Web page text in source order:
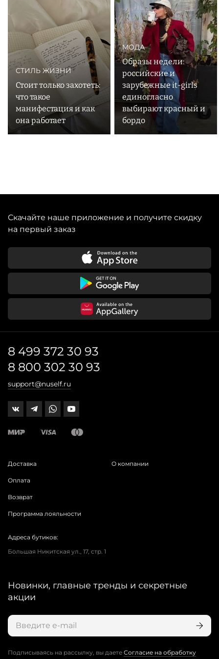
распределять задачи, фиксировать идеи и мечты и
реализовывать потенциал. Бренд также позаботился
об экологичности своей продукции, взяв на себя
обязательство сажать деревья и восполнять каждый
СТИЛЬ ЖИЗНИ
Стоит только захотеть:
что такое
манифестация и как
она работает
МОДА
Образы недели:
российские и
зарубежные it-girls
единогласно
выбирают красный и
бордо
Скачайте наше приложение и получите скидку
на первый заказ
8 499 372 30 93
8 800 302 30 93
support@nuself.ru
Доставка
Оплата
Возврат
Программа лояльности
О компании
Адреса бутиков:
Большая Никитская ул., 17, стр. 1
Новинки, главные тренды и секретные
акции
Подписываясь на рассылку, вы даете Согласие на обработку